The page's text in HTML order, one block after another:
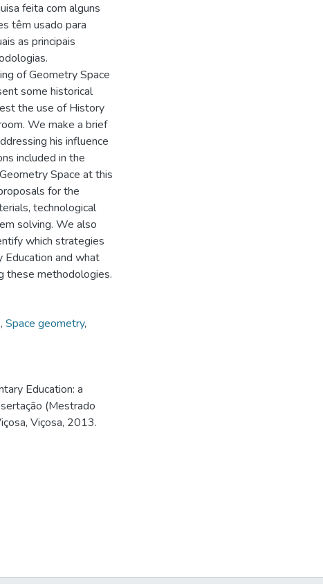
feita com alguns
têm usado para
as principais
of Geometry Space
some historical
the use of History
We make a brief
his influence
included in the
Space at this
for the
technological
solving. We also
which strategies
Education and what
these methodologies.
, Space geometry,
Education: a
(Mestrado
Viçosa, 2013.